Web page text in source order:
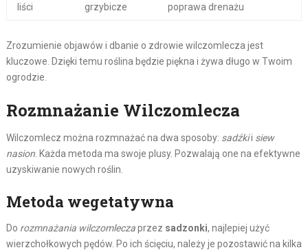
liści
grzybicze
poprawa drenażu
Zrozumienie objawów i dbanie o zdrowie wilczomlecza jest
kluczowe. Dzięki temu roślina będzie piękna i żywa długo w Twoim
ogrodzie.
Rozmnażanie Wilczomlecza
Wilczomlecz można rozmnażać na dwa sposoby: sadźkii siew
nasion. Każda metoda ma swoje plusy. Pozwalają one na efektywne
uzyskiwanie nowych roślin.
Metoda wegetatywna
Do rozmnażania wilczomleczaprzez sadzonki, najlepiej użyć
wierzchołkowych pędów. Po ich ścięciu, należy je pozostawić na kilka